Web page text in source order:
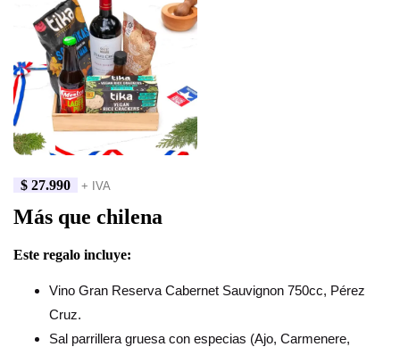
$ 27.990 + IVA
Más que chilena
Este regalo incluye:
Vino Gran Reserva Cabernet Sauvignon 750cc, Pérez
Cruz.
Sal parrillera gruesa con especias (Ajo, Carmenere,